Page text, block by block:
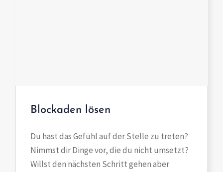
Blockaden lösen
Du hast das Gefühl auf der Stelle zu treten?
Nimmst dir Dinge vor, die du nicht umsetzt?
Willst den nächsten Schritt gehen aber